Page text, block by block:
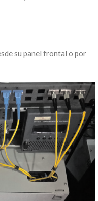
su panel frontal o por